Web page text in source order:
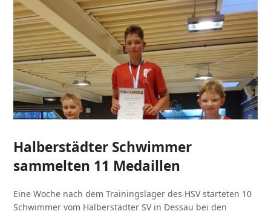
Halberstädter Schwimmer
sammelten 11 Medaillen
Eine Woche nach dem Trainingslager des HSV starteten 10
Schwimmer vom Halberstädter SV in Dessau bei den